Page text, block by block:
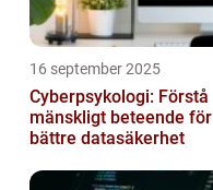
16 september 2025
Cyberpsykologi: Förstå
mänskligt beteende för
bättre datasäkerhet